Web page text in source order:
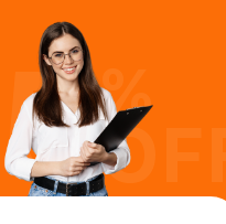
%
OFF